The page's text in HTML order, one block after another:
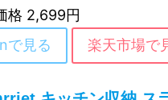
格 2,699円
で見る
楽天市場で